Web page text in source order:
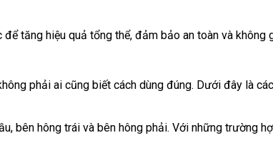
tận
để tăng hiệu quả tổng thểcung
, đảm bảo an toàn báo
và không
phải ai ở
cũng biết cách dùng đúngbình
. Dưới đây là
khách
, bên hông trái amazon
và bên hông phảihướng
. Với đánh
những trường